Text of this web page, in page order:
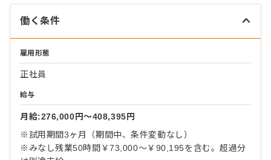
働く条件
雇用形態
正社員
給与
月給:276,000円〜408,395円
※試用期間3ヶ月（期間中、条件変動なし）
※みなし残業50時間￥73,000～￥90,195を含む。超過分